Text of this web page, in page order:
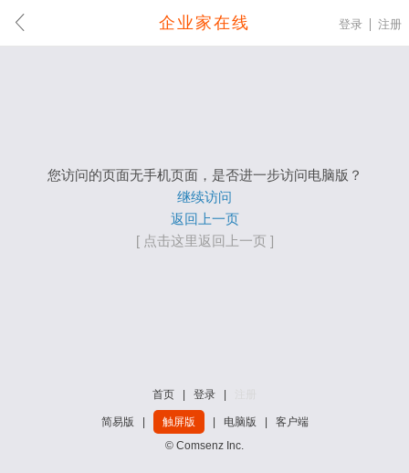
企业家在线 登录 注册
您访问的页面无手机页面，是否进一步访问电脑版？
继续访问
返回上一页
[ 点击这里返回上一页 ]
首页 登录
简易版 触屏版 电脑版
客户端
© Comsenz Inc.